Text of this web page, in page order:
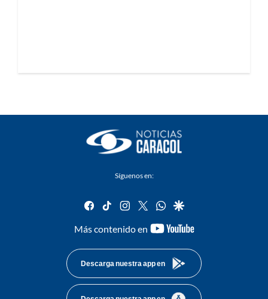
Síguenos en:
facebook
tiktok instagram
twitterwhatsapp
google
Más contenido en
youtube-
Descarga nuestra app en